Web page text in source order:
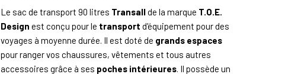
Le sac de transport 90 litres Transallde la marque T.O.E.
Design est conçu pour le transport d'équipement pour des
voyages à moyenne durée. Il est doté de grands espaces
pour ranger vos chaussures, vêtements et tous autres
accessoires grâce à ses poches intérieures. Il possède un